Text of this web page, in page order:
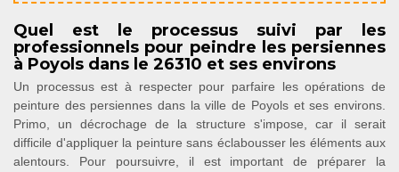
Quel est le processus suivi par les
professionnels pour peindre les persiennes
à Poyols dans le 26310 et ses environs
Un processus est à respecter pour parfaire les opérations de
peinture des persiennes dans la ville de Poyols et ses environs.
Primo, un décrochage de la structure s'impose, car il serait
difficile d'appliquer la peinture sans éclabousser les éléments aux
alentours. Pour poursuivre, il est important de préparer la